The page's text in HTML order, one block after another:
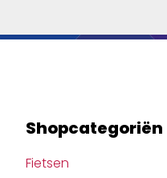
Shopcategoriën
Fietsen